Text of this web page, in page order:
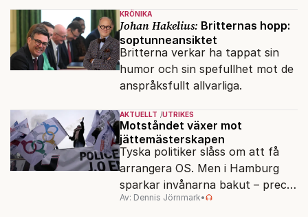
KRÖNIKA
Johan Hakelius: Britternas hopp:
soptunneansiktet
Britterna verkar ha tappat sin
humor och sin spefullhet mot de
anspråksfullt allvarliga.
AKTUELLT UTRIKES
Motståndet växer mot
jättemästerskapen
Tyska politiker slåss om att få
arrangera OS. Men i Hamburg
sparkar invånarna bakut – precis
som de gjort tidigare i Paris,
Av: Dennis Jörnmark•